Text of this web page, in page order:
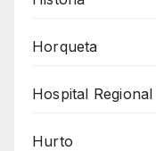
Horqueta
Hospital Regional
Hurto